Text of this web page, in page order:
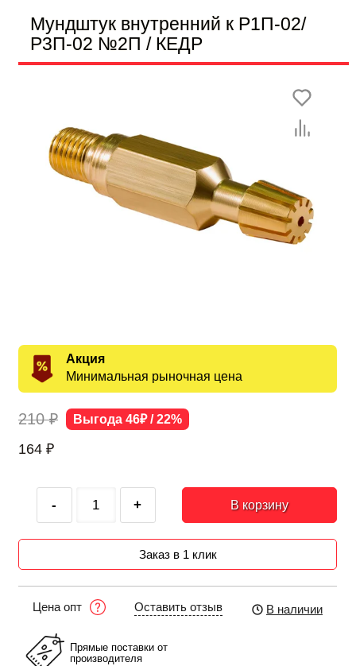
Мундштук внутренний к Р1П-02/
Р3П-02 №2П / КЕДР
Акция
Минимальная рыночная цена
210 ₽ Выгода 46₽ / 22%
164 ₽
- + В корзину
Заказ в 1 клик
Цена опт Оставить отзыв В наличии
Прямые поставки от
производителя